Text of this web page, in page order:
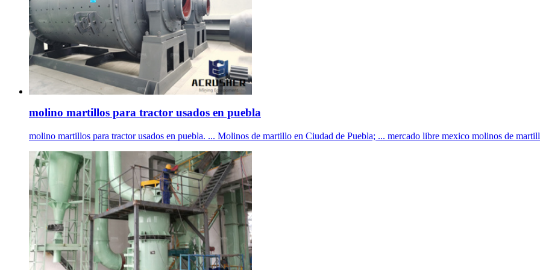
molino martillos para tractor usados en puebla
molino martillos para tractor usados en puebla. ... Molinos de martillo en Ciudad de Puebla; ... mercado libre mexico molinos de